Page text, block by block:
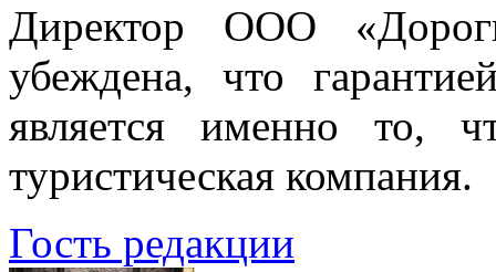
Директор ООО
убеждена, что
является именно то,
туристическая компания.
Гость редакции